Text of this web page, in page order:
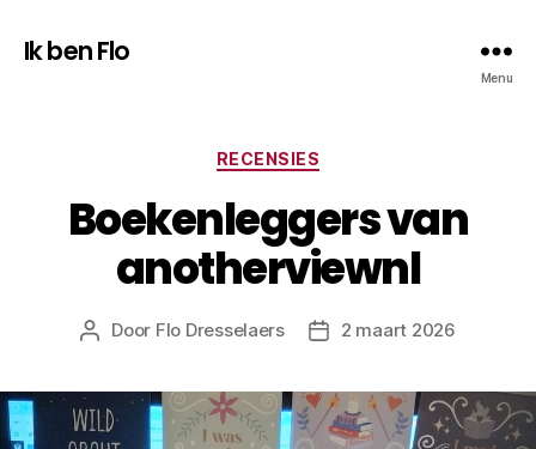
Ik ben Flo
Menu
Categorieën
RECENSIES
Boekenleggers van
anotherviewnl
Bericht
Door Flo Dresselaers Berichtdatum
2 maart 2026